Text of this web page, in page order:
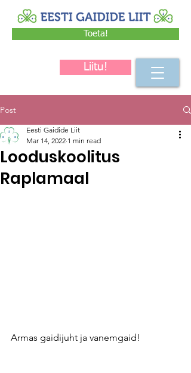
Toeta!
Liitu!
Post
Looduskoolitus
Raplamaal
Eesti Gaidide Liit
Mar 14, 2022 1 min read
Armas gaidijuht ja vanemgaid!